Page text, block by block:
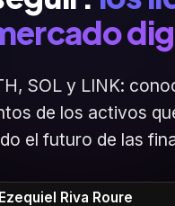
SOL y LINK:
de los activos
el futuro de las
Ezequiel Riva Roure